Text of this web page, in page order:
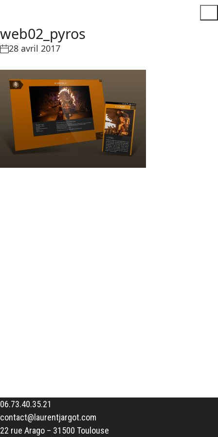
web02_pyros
28 avril 2017
06.73.40.35.21
contact@laurentjargot.com
22 rue Arago – 31500 Toulouse